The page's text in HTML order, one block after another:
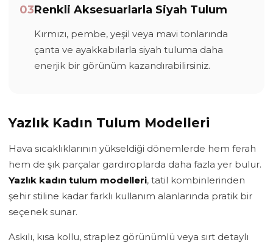
03Renkli Aksesuarlarla Siyah Tulum
Kırmızı, pembe, yeşil veya mavi tonlarında
çanta ve ayakkabılarla siyah tuluma daha
enerjik bir görünüm kazandırabilirsiniz.
Yazlık Kadın Tulum Modelleri
Hava sıcaklıklarının yükseldiği dönemlerde hem ferah
hem de şık parçalar gardıroplarda daha fazla yer bulur.
Yazlık kadın tulum modelleri, tatil kombinlerinden
şehir stiline kadar farklı kullanım alanlarında pratik bir
seçenek sunar.
Askılı, kısa kollu, straplez görünümlü veya sırt detaylı